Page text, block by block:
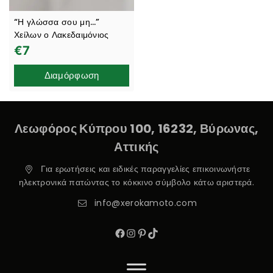
“Η γλώσσα σου μη…”
Χείλων ο Λακεδαιμόνιος
€7
Διαμόρφωση
Λεωφόρος Κύπρου 100, 16232, Βύρωνας,
Αττικής
Για ερωτήσεις και ειδικές παραγγελίες επικοινωνήστε
ηλεκτρονικά πατώντας το κόκκινο σύμβολο κάτω αριστερά.
info@xerokamoto.com